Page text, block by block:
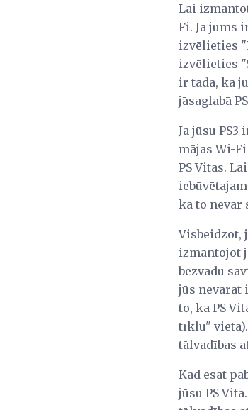
Lai
Fi. Ja jums
izvēlieties
izvēlieties
ir tāda, ka
jāsaglabā
Ja jūsu
mājas Wi-
PS Vitas.
ka to nevar
Visbeidzot,
izmantojot
bezvadu
jūs nevarat
to, ka PS
tīklu"
tālvadības
Kad esat
jūsu PS